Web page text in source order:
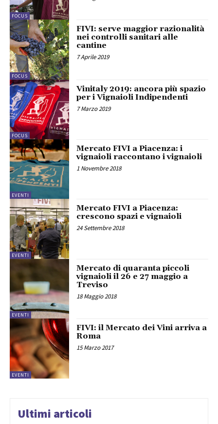
FOCUS
FOCUS
FIVI: serve maggior razionalità
nei controlli sanitari alle
cantine
7 Aprile 2019
FOCUS
Vinitaly 2019: ancora più spazio
per i Vignaioli Indipendenti
7 Marzo 2019
EVENTI
Mercato FIVI a Piacenza: i
vignaioli raccontano i vignaioli
1 Novembre 2018
EVENTI
Mercato FIVI a Piacenza:
crescono spazi e vignaioli
24 Settembre 2018
EVENTI
Mercato di quaranta piccoli
vignaioli il 26 e 27 maggio a
Treviso
18 Maggio 2018
EVENTI
FIVI: il Mercato dei Vini arriva a
Roma
15 Marzo 2017
Ultimi articoli